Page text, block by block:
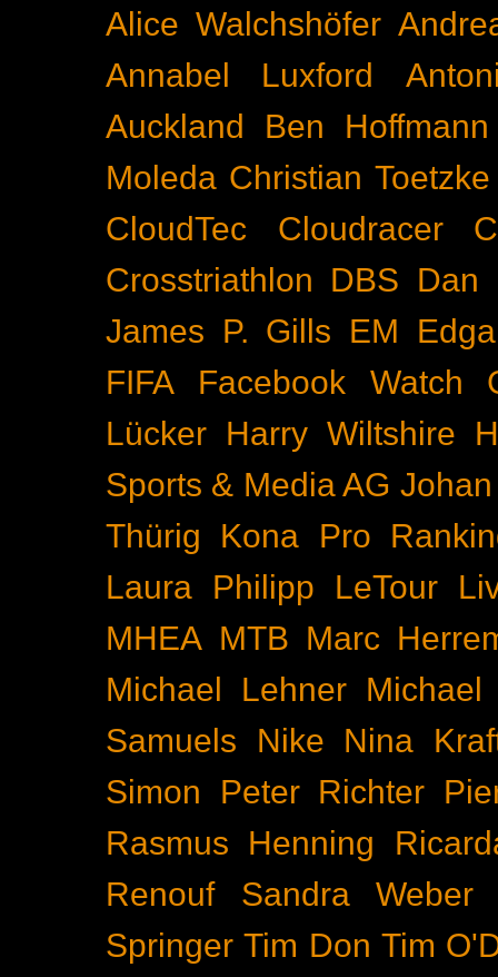
Alice Walchshöfer
Annabel Luxford
Auckland
Ben Hoffmann
Moleda Christian Toetzke
CloudTec
Cloudracer
Crosstriathlon DBS Dan
James P. Gills EM
FIFA
Facebook Watch
Lücker Harry Wiltshire
Sports & Media AG
Thürig
Kona Pro
Laura Philipp
LeTour
MHEA MTB Marc
Michael Lehner Michael
Samuels
Nike
Nina
Simon
Peter Richter
Rasmus Henning
Renouf
Sandra Weber
Springer Tim Don Tim